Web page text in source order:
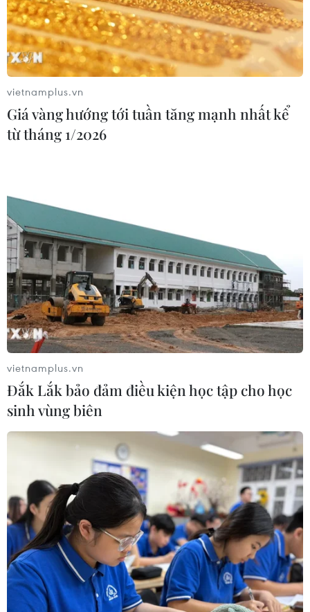
Hà Nội cảnh báo về việc sử dụng tế
bào gốc trong khám chữa bệnh, làm
đẹp
07/08/2026 03:03
Thắp lên hy vọng cho bệnh nhân
nghèo từ 'phòng khám 0 đồng' ở An
Ca vi phẫu ghép da đầu hiếm gặp
giúp bé gái phục hồi sau 10 năm
06/08/2026 07:15
Hà Nội: Kiểm tra, xác minh liên quan
đến sản phẩm giảm cân dạng bút
tiêm
06/08/2026 07:05
giảm cân không rõ nguồn gốc, chưa
được cấp phép
06/08/2026 04:22
Công nghệ Robot Da Vinci
nâng cao năng lực phẫu thuật
chuyên sâu tại Bệnh viện K
06/08/2026 02:13
vietnamplus.vn
Giá vàng hướng tới tuần tăng mạnh nhất kể
từ tháng 1/2026
vietnamplus.vn
Đắk Lắk bảo đảm điều kiện học tập cho học
sinh vùng biên